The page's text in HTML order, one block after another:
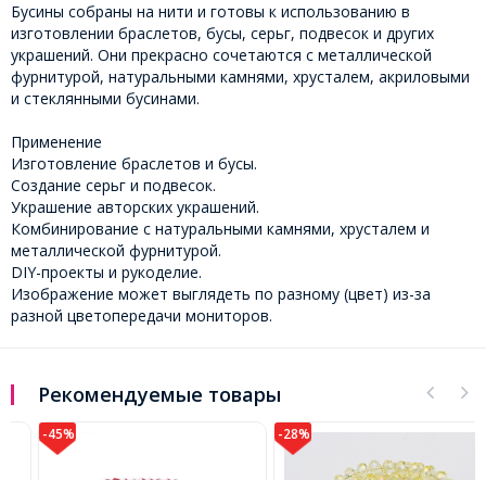
Бусины собраны на нити и готовы к использованию в
изготовлении браслетов, бусы, серьг, подвесок и других
украшений. Они прекрасно сочетаются с металлической
фурнитурой, натуральными камнями, хрусталем, акриловыми
и стеклянными бусинами.
Применение
Изготовление браслетов и бусы.
Создание серьг и подвесок.
Украшение авторских украшений.
Комбинирование с натуральными камнями, хрусталем и
металлической фурнитурой.
DIY-проекты и рукоделие.
Изображение может выглядеть по разному (цвет) из-за
разной цветопередачи мониторов.
Рекомендуемые товары
-45% -28%